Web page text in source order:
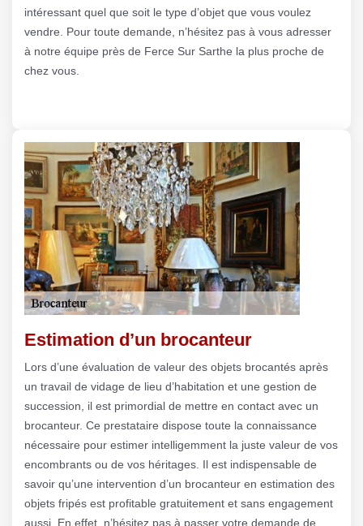
intéressant quel que soit le type d’objet que vous voulez
vendre. Pour toute demande, n’hésitez pas à vous adresser
à notre équipe près de Ferce Sur Sarthe la plus proche de
chez vous.
Estimation d’un brocanteur
Lors d’une évaluation de valeur des objets brocantés après
un travail de vidage de lieu d’habitation et une gestion de
succession, il est primordial de mettre en contact avec un
brocanteur. Ce prestataire dispose toute la connaissance
nécessaire pour estimer intelligemment la juste valeur de vos
encombrants ou de vos héritages. Il est indispensable de
savoir qu’une intervention d’un brocanteur en estimation des
objets fripés est profitable gratuitement et sans engagement
aussi. En effet, n’hésitez pas à passer votre demande de